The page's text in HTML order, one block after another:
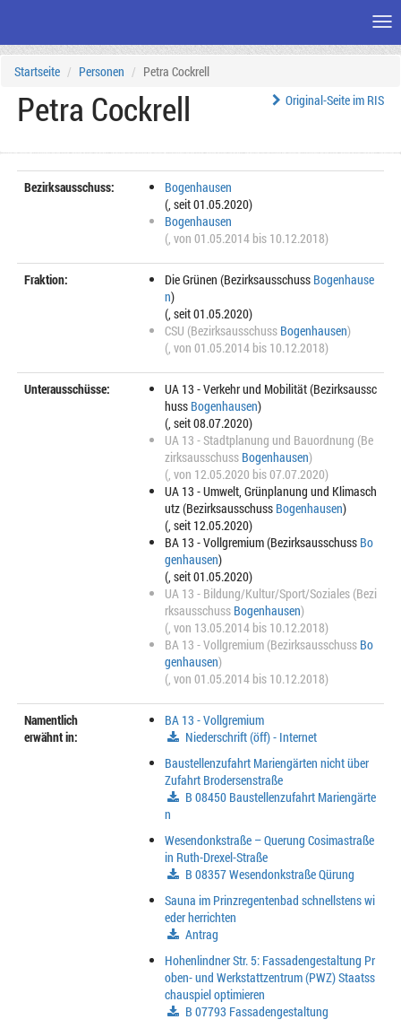
Seiteninhalt
Startseite Personen
Petra Cockrell
Original-Seite im RIS
Petra Cockrell
Bezirksausschuss:
Bogenhausen
(, seit 01.05.2020)
Bogenhausen
(, von 01.05.2014 bis 10.12.2018)
Fraktion: Die Grünen (Bezirksausschuss Bogenhause
n)
(, seit 01.05.2020)
CSU (Bezirksausschuss Bogenhausen)
(, von 01.05.2014 bis 10.12.2018)
Unterausschüsse:
UA 13 - Verkehr und Mobilität (Bezirksaussc
huss Bogenhausen)
(, seit 08.07.2020)
UA 13 - Stadtplanung und Bauordnung (Be
zirksausschuss Bogenhausen)
(, von 12.05.2020 bis 07.07.2020)
UA 13 - Umwelt, Grünplanung und Klimasch
utz (Bezirksausschuss Bogenhausen)
(, seit 12.05.2020)
BA 13 - Vollgremium (Bezirksausschuss Bo
genhausen)
(, seit 01.05.2020)
UA 13 - Bildung/Kultur/Sport/Soziales (Bezi
rksausschuss Bogenhausen)
(, von 13.05.2014 bis 10.12.2018)
BA 13 - Vollgremium (Bezirksausschuss Bo
genhausen)
(, von 01.05.2014 bis 10.12.2018)
Namentlich
erwähnt in:
BA 13 - Vollgremium
Niederschrift (öff) - Internet
Baustellenzufahrt Mariengärten nicht über
Zufahrt Brodersenstraße
B 08450 Baustellenzufahrt Mariengärte
n
Wesendonkstraße – Querung Cosimastraße
in Ruth-Drexel-Straße
B 08357 Wesendonkstraße Qürung
Sauna im Prinzregentenbad schnellstens wi
eder herrichten
Antrag
Hohenlindner Str. 5: Fassadengestaltung Pr
oben- und Werkstattzentrum (PWZ) Staatss
chauspiel optimieren
B 07793 Fassadengestaltung